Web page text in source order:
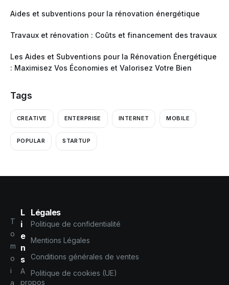
Aides et subventions pour la rénovation énergétique
Travaux et rénovation : Coûts et financement des travaux
Les Aides et Subventions pour la Rénovation Énergétique
: Maximisez Vos Économies et Valorisez Votre Bien
Tags
CREATIVE ENTERPRISE INTERNET MOBILE
POPULAR STARTUP
T
o
m
o
i
a
L
i
e
n
s
A
propos
Légales
Politique de confidentialité
Mentions Légales
Conditions générales de ventes
Politique de cookies (UE)